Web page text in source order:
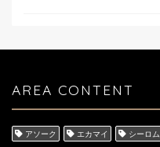
AREA CONTENT
アソーク エカマイ シーロム